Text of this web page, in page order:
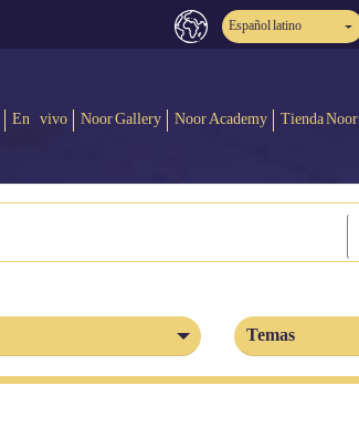
Español latino
En vivo Noor Gallery Noor Academy Tienda Noor
Temas